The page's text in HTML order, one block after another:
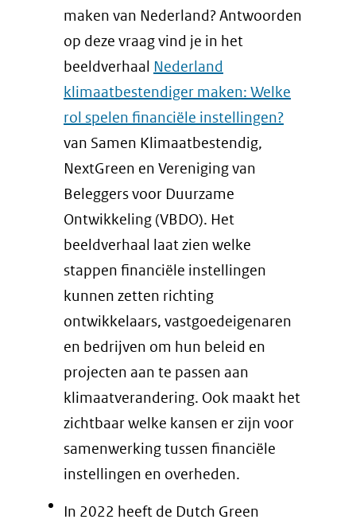
maken van Nederland? Antwoorden
op deze vraag vind je in het
beeldverhaal Nederland
klimaatbestendiger maken: Welke
rol spelen financiële instellingen?
van Samen Klimaatbestendig,
NextGreen en Vereniging van
Beleggers voor Duurzame
Ontwikkeling (VBDO). Het
beeldverhaal laat zien welke
stappen financiële instellingen
kunnen zetten richting
ontwikkelaars, vastgoedeigenaren
en bedrijven om hun beleid en
projecten aan te passen aan
klimaatverandering. Ook maakt het
zichtbaar welke kansen er zijn voor
samenwerking tussen financiële
instellingen en overheden.
In 2022 heeft de Dutch Green